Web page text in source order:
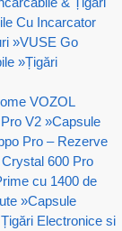
Cu Incarcator
»VUSE Go
»Țigări
VOZOL
V2 »Capsule
Pro – Rezerve
600 Pro
cu 1400 de
»Capsule
Electronice si